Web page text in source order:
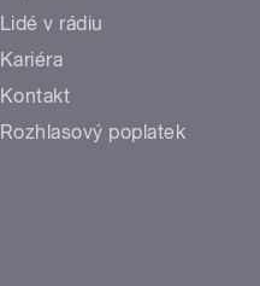
Lidé v rádiu
Kariéra
Kontakt
Rozhlasový poplatek